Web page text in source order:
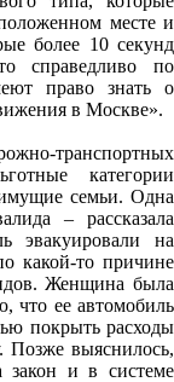
месте и
более 10 секунд
справедливо по
право знать о
в Москве».
транспортных
категории
семьи. Одна
– рассказала
эвакуировали на
какой-то причине
Женщина была
что ее автомобиль
покрыть расходы
Позже выяснилось,
закон и в системе